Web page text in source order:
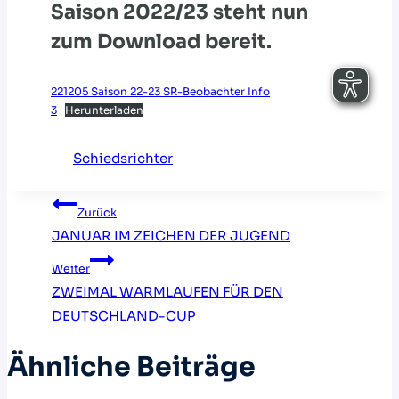
Saison 2022/23 steht nun
zum Download bereit.
221205 Saison 22-23 SR-Beobachter Info
3
Herunterladen
Schiedsrichter
Beitragsnavigation
Zurück
JANUAR IM ZEICHEN DER JUGEND
Weiter
ZWEIMAL WARMLAUFEN FÜR DEN
DEUTSCHLAND-CUP
Ähnliche Beiträge